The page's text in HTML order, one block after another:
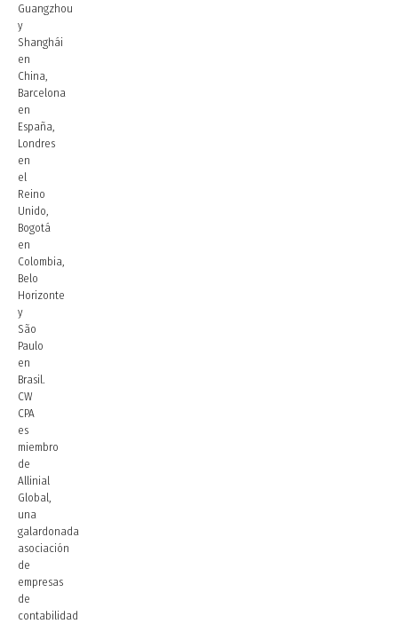
Guangzhou
y
Shanghái
en
China,
Barcelona
en
España,
Londres
en
el
Reino
Unido,
Bogotá
en
Colombia,
Belo
Horizonte
y
São
Paulo
en
Brasil.
CW
CPA
es
miembro
de
Allinial
Global,
una
galardonada
asociación
de
empresas
de
contabilidad